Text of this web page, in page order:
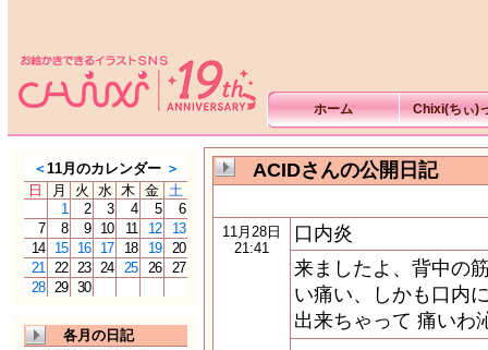
ホーム Chixi(ちぃ)
＜11月のカレンダー ＞
日
月 火 水 木 金 土
1
2 3 4 5
6
7
8 9 10 11 12
13
14
15 16 17 18 19
20
21 22 23 24 25 26
27
28 29 30
各月の日記
ACIDさんの公開日記
11月28日
21:41
口内炎
来ましたよ、背中の
い痛い、しかも口内
出来ちゃって 痛いわ